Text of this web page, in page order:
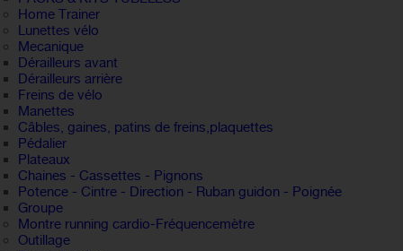
Home Trainer
Lunettes vélo
Mecanique
Dérailleurs avant
Dérailleurs arrière
Freins de vélo
Manettes
Câbles, gaines, patins de freins,plaquettes
Pédalier
Plateaux
Chaines - Cassettes - Pignons
Potence - Cintre - Direction - Ruban guidon - Poignée
Groupe
Montre running cardio-Fréquencemètre
Outillage